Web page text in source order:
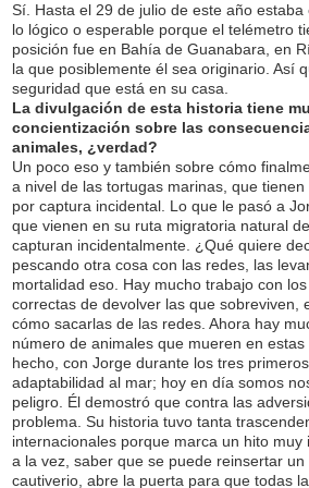
Sí. Hasta el 29 de julio de este año
lo lógico o esperable porque el telémetro
posición fue en Bahía de Guanabara, en
la que posiblemente él sea originario. Así
seguridad que está en su casa.
La divulgación de esta historia tiene
concientización sobre las
animales, ¿verdad?
Un poco eso y también sobre cómo
a nivel de las tortugas marinas, que
por captura incidental. Lo que le pasó a
que vienen en su ruta migratoria natural
capturan incidentalmente. ¿Qué quiere
pescando otra cosa con las redes, las
mortalidad eso. Hay mucho trabajo con
correctas de devolver las que sobreviven,
cómo sacarlas de las redes. Ahora hay
número de animales que mueren en
hecho, con Jorge durante los tres
adaptabilidad al mar; hoy en día somos
peligro. Él demostró que contra las
problema. Su historia tuvo tanta
internacionales porque marca un hito
a la vez, saber que se puede reinsertar
cautiverio, abre la puerta para que todas